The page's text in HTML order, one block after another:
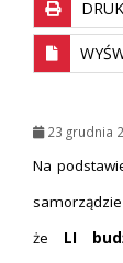
23 grudnia
Na
że LI